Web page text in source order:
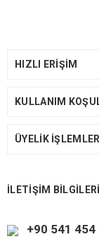
HIZLI ERİŞİM
KULLANIM
ÜYELİK
İLETİŞİM BİLGİLERİ
+90 541 454